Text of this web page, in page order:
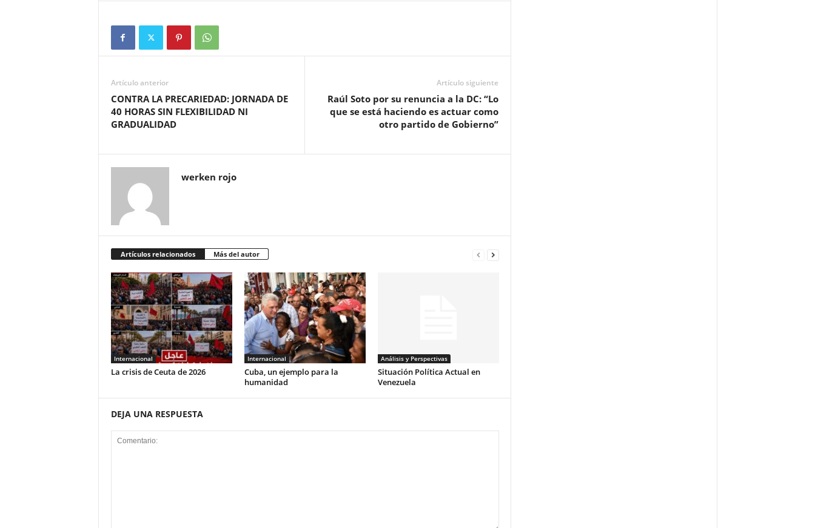
Artículo anterior
CONTRA LA PRECARIEDAD: JORNADA DE
40 HORAS SIN FLEXIBILIDAD NI
GRADUALIDAD
Artículo siguiente
Raúl Soto por su renuncia a la DC: “Lo
que se está haciendo es actuar como
otro partido de Gobierno”
werken rojo
Artículos relacionados Más del autor
Internacional
La crisis de Ceuta de 2026
Internacional
Cuba, un ejemplo para la
humanidad
Análisis y Perspectivas
Situación Política Actual en
Venezuela
DEJA UNA RESPUESTA